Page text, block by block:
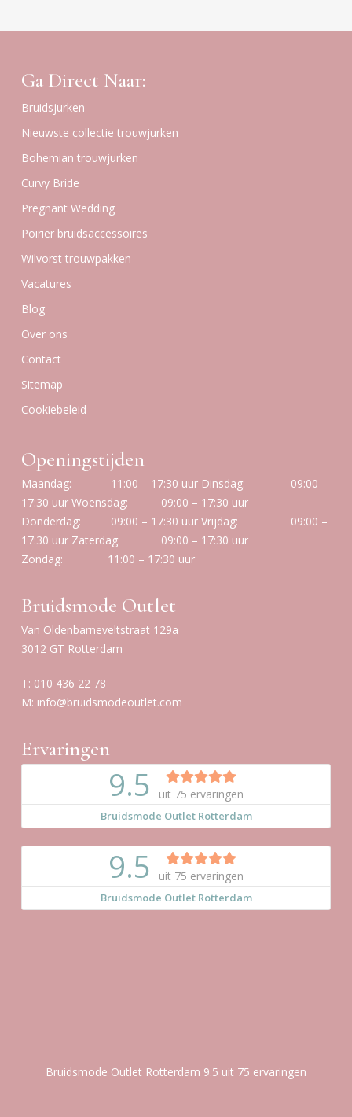
Ga Direct Naar:
Bruidsjurken
Nieuwste collectie trouwjurken
Bohemian trouwjurken
Curvy Bride
Pregnant Wedding
Poirier bruidsaccessoires
Wilvorst trouwpakken
Vacatures
Blog
Over ons
Contact
Sitemap
Cookiebeleid
Openingstijden
Maandag: 11:00 – 17:30 uur Dinsdag:
09:00 –
17:30 uur Woensdag:
09:00 – 17:30 uur
Donderdag:
09:00 – 17:30 uur Vrijdag:
09:00 –
17:30 uur Zaterdag:
09:00 – 17:30 uur
Zondag:
11:00 – 17:30 uur
Bruidsmode Outlet
Van Oldenbarneveltstraat 129a
3012 GT Rotterdam
T: 010 436 22 78
M: info@bruidsmodeoutlet.com
Ervaringen
Bruidsmode Outlet Rotterdam 9.5 uit 75 ervaringen